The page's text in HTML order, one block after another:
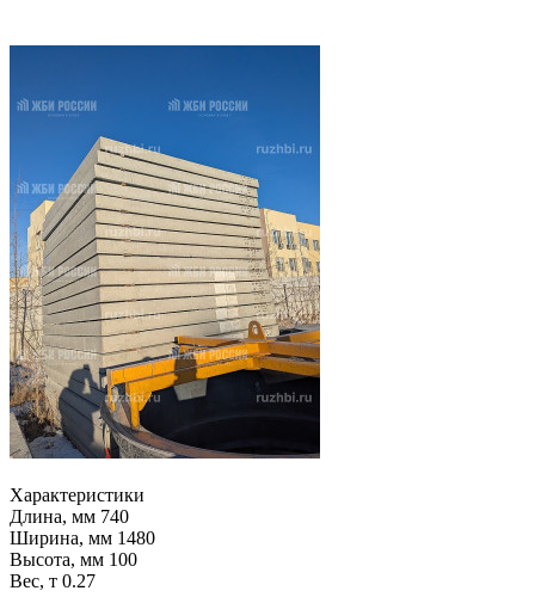
Характеристики
Длина, мм 740
Ширина, мм 1480
Высота, мм 100
Вес, т 0.27